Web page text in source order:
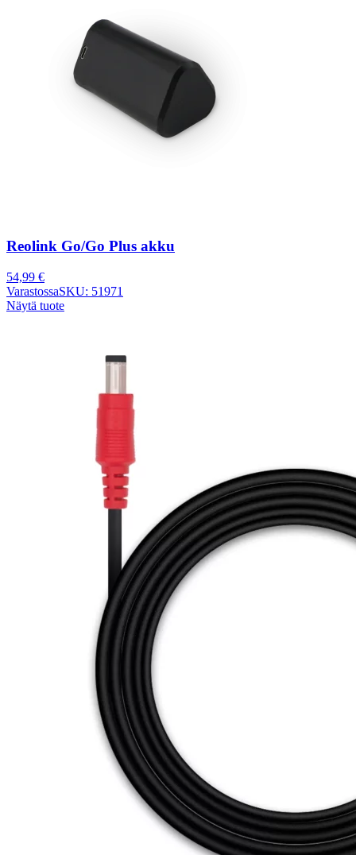
Reolink Go/Go Plus akku
54,99 €
VarastossaSKU: 51971
Näytä tuote